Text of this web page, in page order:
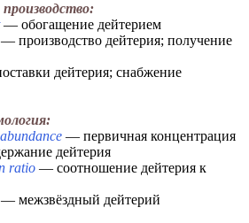
— обогащение дейтерием
— производство дейтерия; получение
дейтерия; снабжение
— первичная концентрация
дейтерия
ratio — соотношение дейтерия к
— межзвёздный дейтерий